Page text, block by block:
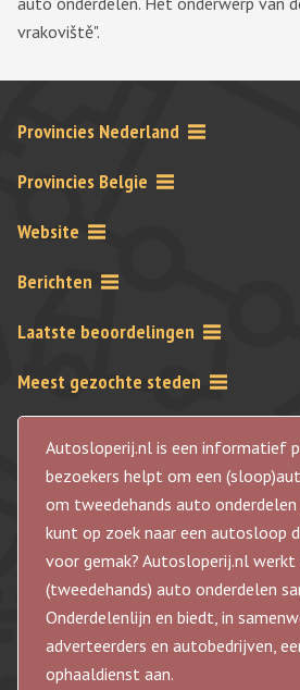
vrakoviště".
Provincies Nederland
Provincies Belgie
Website
Berichten
Laatste beoordelingen
Meest gezochte steden
Autosloperij.nl is een informatief
bezoekers helpt om een
om tweedehands auto
kunt op zoek naar een autosloop
voor gemak? Autosloperij.nl werkt
(tweedehands) auto onderdelen
Onderdelenlijn en biedt, in
adverteerders en autobedrijven,
ophaaldienst aan.